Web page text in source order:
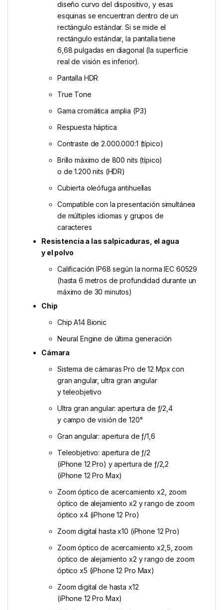
diseño curvo del dispositivo, y esas
esquinas se encuentran dentro de un
rectángulo estándar. Si se mide el
rectángulo estándar, la pantalla tiene
6,68 pulgadas en diagonal (la superficie
real de visión es inferior).
Pantalla HDR
True Tone
Gama cromática amplia (P3)
Respuesta háptica
Contraste de 2.000.000:1 (típico)
Brillo máximo de 800 nits (típico)
o de 1.200 nits (HDR)
Cubierta oleófuga antihuellas
Compatible con la presentación simultánea
de múltiples idiomas y grupos de
caracteres
Resistencia a las salpicaduras, el agua
y el polvo
Calificación IP68 según la norma IEC 60529
(hasta 6 metros de profundidad durante un
máximo de 30 minutos)
Chip
Chip A14 Bionic
Neural Engine de última generación
Cámara
Sistema de cámaras Pro de 12 Mpx con
gran angular, ultra gran angular
y teleobjetivo
Ultra gran angular: apertura de ƒ/2,4
y campo de visión de 120°
Gran angular: apertura de ƒ/1,6
Teleobjetivo: apertura de ƒ/2
(iPhone 12 Pro) y apertura de ƒ/2,2
(iPhone 12 Pro Max)
Zoom óptico de acercamiento x2, zoom
óptico de alejamiento x2 y rango de zoom
óptico x4 (iPhone 12 Pro)
Zoom digital hasta x10 (iPhone 12 Pro)
Zoom óptico de acercamiento x2,5, zoom
óptico de alejamiento x2 y rango de zoom
óptico x5 (iPhone 12 Pro Max)
Zoom digital de hasta x12
(iPhone 12 Pro Max)